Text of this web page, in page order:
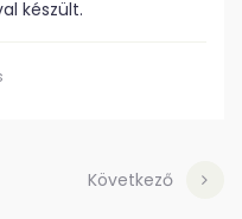
készült.
Következő